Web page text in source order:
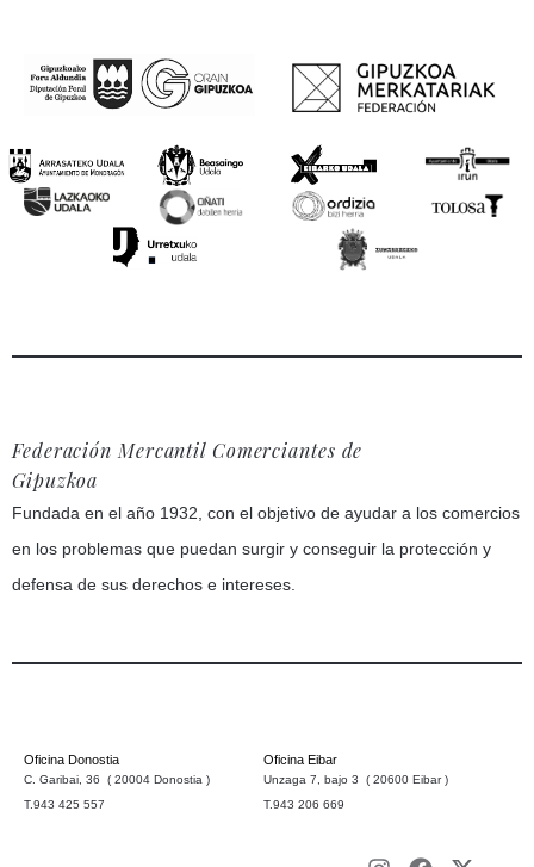
Federación Mercantil Comerciantes de
Gipuzkoa
Fundada en el año 1932, con el objetivo de ayudar a los comercios
en los problemas que puedan surgir y conseguir la protección y
defensa de sus derechos e intereses.
Oficina Donostia
C. Garibai, 36 ( 20004 Donostia )
T.943 425 557
Oficina Eibar
Unzaga 7, bajo 3 ( 20600 Eibar )
T.943 206 669